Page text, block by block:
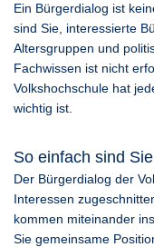
Ein Bürgerdialog ist
sind Sie, interessierte
Altersgruppen und
Fachwissen ist nicht
Volkshochschule hat
wichtig ist.
So einfach sind
Der Bürgerdialog der
Interessen
kommen miteinander
Sie gemeinsame